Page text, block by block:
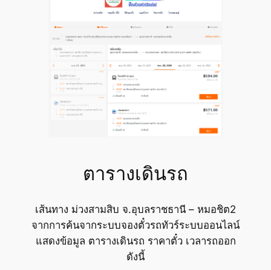
ตารางเดินรถ
เส้นทาง ม่วงสามสิบ จ.อุบลราชธานี – หมอชิต2
จากการค้นจากระบบจองตั๋วรถทัวร์ระบบออนไลน์
แสดงข้อมูล ตารางเดินรถ ราคาตั๋ว เวลารถออก
ดังนี้